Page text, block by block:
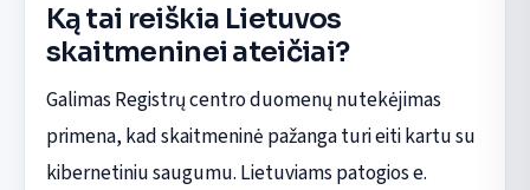
Ką tai reiškia Lietuvos
skaitmeninei ateičiai?
Galimas Registrų centro duomenų nutekėjimas
primena, kad skaitmeninė pažanga turi eiti kartu su
kibernetiniu saugumu. Lietuviams patogios e.